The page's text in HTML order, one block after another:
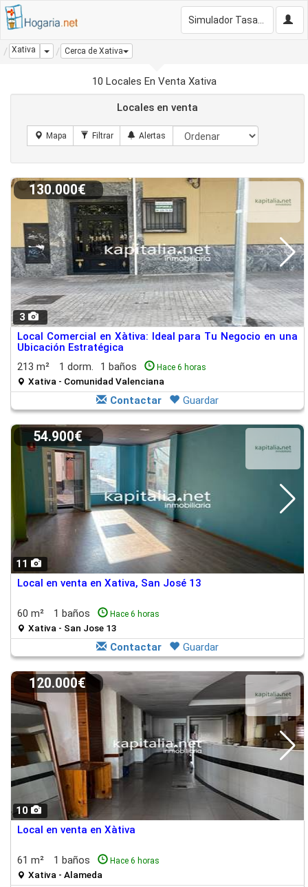
Xativa Dropdown
Cerca de Xativa
10 Locales En Venta Xativa
Locales en venta
3
130.000€
Local Comercial en Xàtiva: Ideal para Tu Negocio en una
Ubicación Estratégica
213 m²
1 dorm. 1 baños Hace 6 horas
Xativa - Comunidad Valenciana
Contactar Guardar
11
54.900€
Local en venta en Xativa, San José 13
60 m² 1 baños Hace 6 horas
Xativa - San Jose 13
Contactar Guardar
10
120.000€
Local en venta en Xàtiva
61 m² 1 baños Hace 6 horas
Xativa - Alameda